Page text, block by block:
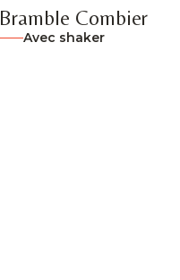
Bramble Combier
Avec shaker